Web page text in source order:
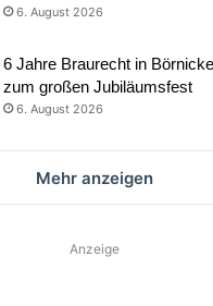
6. August 2026
6 Jahre Braurecht in
zum großen Jubiläumsfest
6. August 2026
Mehr anzeigen
Anzeige